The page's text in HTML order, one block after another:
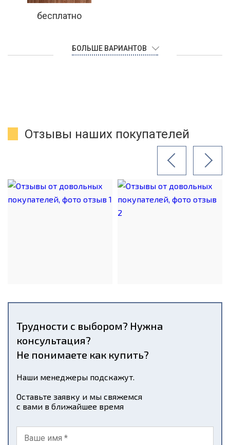
бесплатно
БОЛЬШЕ ВАРИАНТОВ
Отзывы наших покупателей
Трудности с выбором? Нужна
консультация?
Не понимаете как купить?
Наши менеджеры подскажут.
Оставьте заявку и мы свяжемся
с вами в ближайшее время